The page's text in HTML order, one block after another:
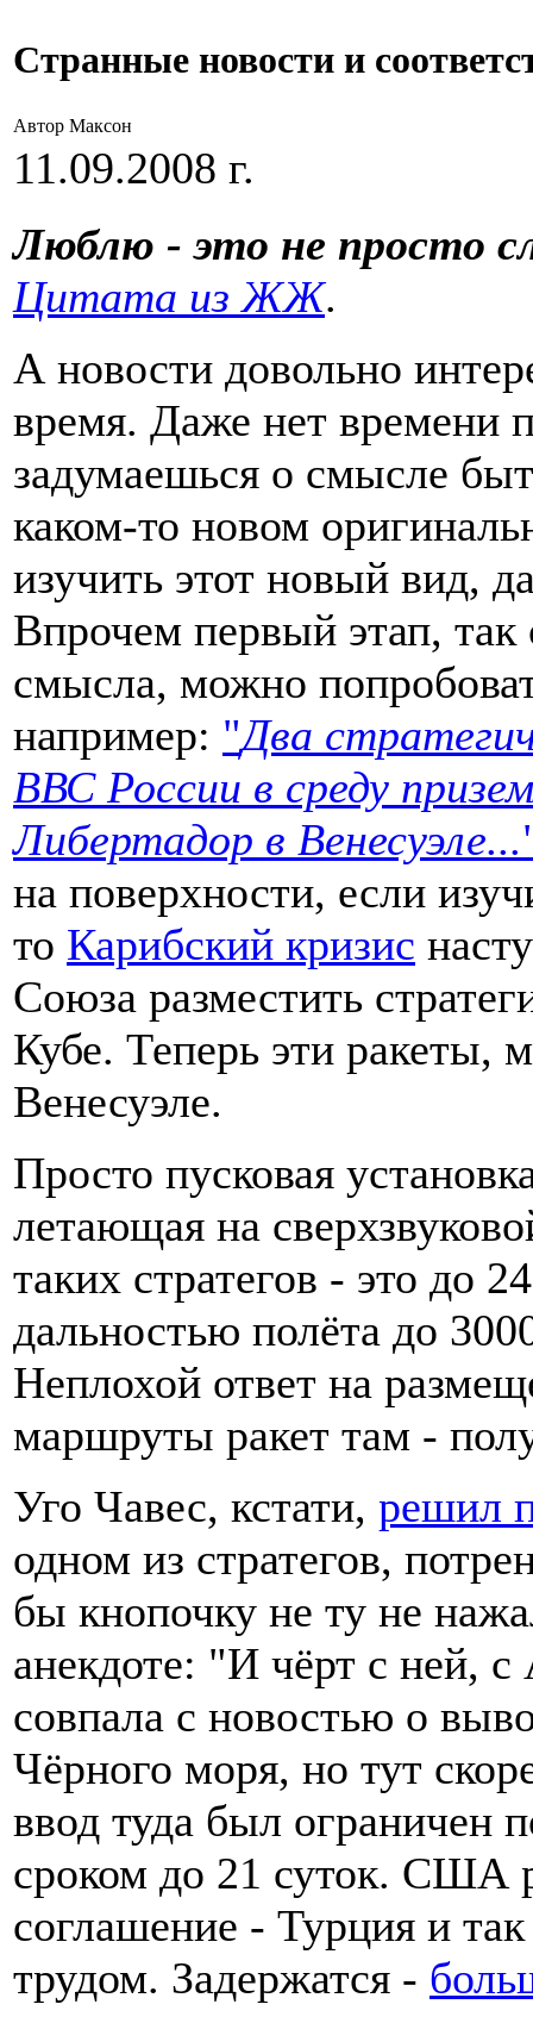
Странные новости и
Автор Максон
11.09.2008 г.
Люблю - это не просто
Цитата из ЖЖ.
А новости довольно
время. Даже нет времени
задумаешься о смысле
каком-то новом
изучить этот новый вид,
Впрочем первый этап, так
смысла, можно
например: "Два
ВВС России в среду
Либертадор в Венесуэле...
на поверхности, если
то Карибский кризис
Союза разместить
Кубе. Теперь эти ракеты,
Венесуэле.
Просто пусковая
летающая на
таких стратегов - это до
дальностью полёта до
Неплохой ответ на
маршруты ракет там -
Уго Чавес, кстати, решил
одном из стратегов,
бы кнопочку не ту не
анекдоте: "И чёрт с ней,
совпала с новостью о
Чёрного моря, но тут
ввод туда был ограничен
сроком до 21 суток. США
соглашение - Турция и
трудом. Задержатся -